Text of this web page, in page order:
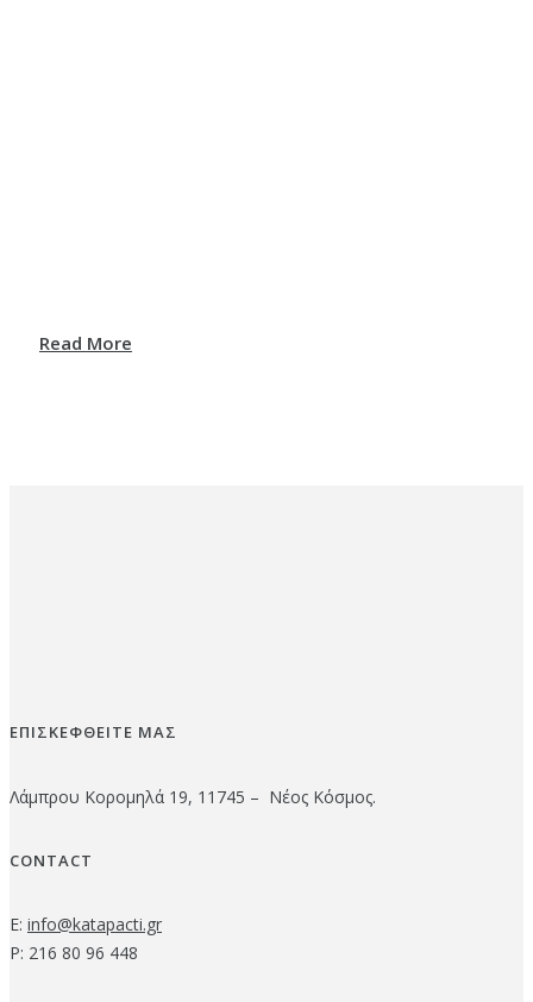
Read More
ΕΠΙΣΚΕΦΘΕΙΤΕ ΜΑΣ
Λάμπρου Κορομηλά 19, 11745 – Νέος Κόσμος.
CONTACT
E: info@katapacti.gr
P: 216 80 96 448